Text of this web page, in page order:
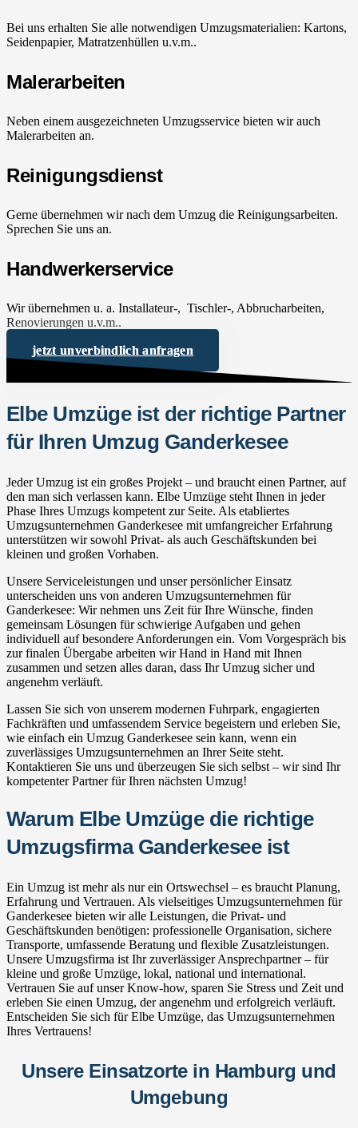
Bei uns erhalten Sie alle notwendigen Umzugsmaterialien: Kartons,
Seidenpapier, Matratzenhüllen u.v.m..
Malerarbeiten
Neben einem ausgezeichneten Umzugsservice bieten wir auch
Malerarbeiten an.
Reinigungsdienst
Gerne übernehmen wir nach dem Umzug die Reinigungsarbeiten.
Sprechen Sie uns an.
Handwerkerservice
Wir übernehmen u. a. Installateur-, Tischler-, Abbrucharbeiten,
Renovierungen u.v.m..
jetzt unverbindlich anfragen
Elbe Umzüge ist der richtige Partner
für Ihren Umzug Ganderkesee
Jeder Umzug ist ein großes Projekt – und braucht einen Partner, auf
den man sich verlassen kann. Elbe Umzüge steht Ihnen in jeder
Phase Ihres Umzugs kompetent zur Seite. Als etabliertes
Umzugsunternehmen Ganderkesee mit umfangreicher Erfahrung
unterstützen wir sowohl Privat- als auch Geschäftskunden bei
kleinen und großen Vorhaben.
Unsere Serviceleistungen und unser persönlicher Einsatz
unterscheiden uns von anderen Umzugsunternehmen für
Ganderkesee: Wir nehmen uns Zeit für Ihre Wünsche, finden
gemeinsam Lösungen für schwierige Aufgaben und gehen
individuell auf besondere Anforderungen ein. Vom Vorgespräch bis
zur finalen Übergabe arbeiten wir Hand in Hand mit Ihnen
zusammen und setzen alles daran, dass Ihr Umzug sicher und
angenehm verläuft.
Lassen Sie sich von unserem modernen Fuhrpark, engagierten
Fachkräften und umfassendem Service begeistern und erleben Sie,
wie einfach ein Umzug Ganderkesee sein kann, wenn ein
zuverlässiges Umzugsunternehmen an Ihrer Seite steht.
Kontaktieren Sie uns und überzeugen Sie sich selbst – wir sind Ihr
kompetenter Partner für Ihren nächsten Umzug!
Warum Elbe Umzüge die richtige
Umzugsfirma Ganderkesee ist
Ein Umzug ist mehr als nur ein Ortswechsel – es braucht Planung,
Erfahrung und Vertrauen. Als vielseitiges Umzugsunternehmen für
Ganderkesee bieten wir alle Leistungen, die Privat- und
Geschäftskunden benötigen: professionelle Organisation, sichere
Transporte, umfassende Beratung und flexible Zusatzleistungen.
Unsere Umzugsfirma ist Ihr zuverlässiger Ansprechpartner – für
kleine und große Umzüge, lokal, national und international.
Vertrauen Sie auf unser Know-how, sparen Sie Stress und Zeit und
erleben Sie einen Umzug, der angenehm und erfolgreich verläuft.
Entscheiden Sie sich für Elbe Umzüge, das Umzugsunternehmen
Ihres Vertrauens!
Unsere Einsatzorte in Hamburg und
Umgebung